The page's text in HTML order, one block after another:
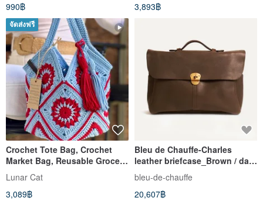
990฿
3,893฿
จัดส่งฟรี
Crochet Tote Bag, Crochet
Market Bag, Reusable Grocery
Bag, Beach Bag Crocheted
Lunar Cat
3,089฿
Bleu de Chauffe-Charles
leather briefcase_Brown / dark
brown
bleu-de-chauffe
20,607฿